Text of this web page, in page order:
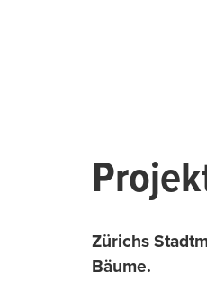
Zürichs
Bäume.